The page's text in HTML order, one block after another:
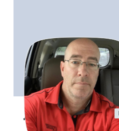
Jamie Walden